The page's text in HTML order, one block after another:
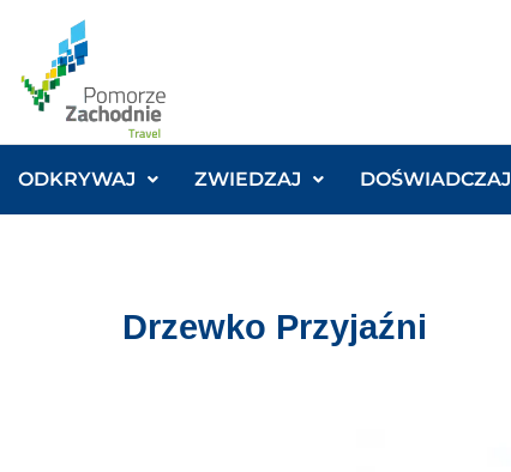
ODKRYWAJ ZWIEDZAJ DOŚWIADCZAJ
Drzewko Przyjaźni